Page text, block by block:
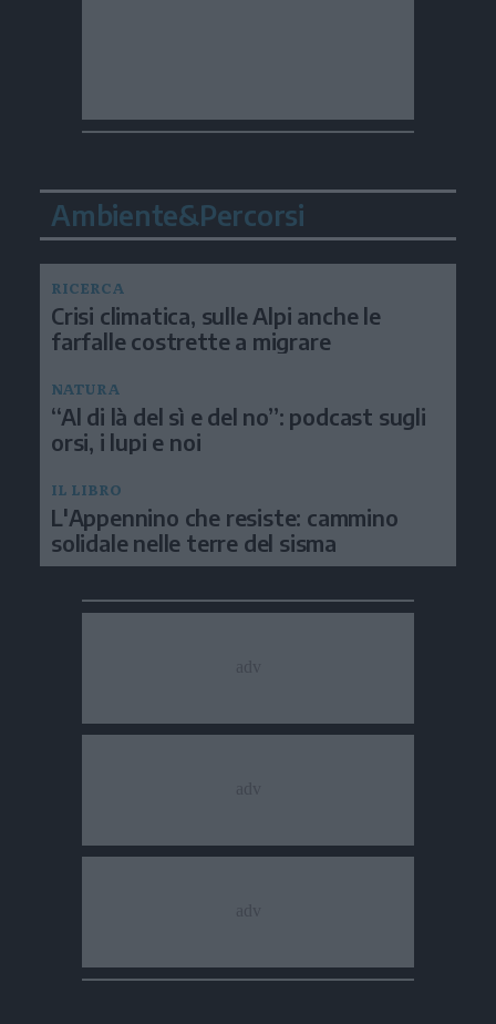
Ambiente&Percorsi
RICERCA
Crisi climatica, sulle Alpi anche le
farfalle costrette a migrare
NATURA
“Al di là del sì e del no”: podcast sugli
orsi, i lupi e noi
IL LIBRO
L'Appennino che resiste: cammino
solidale nelle terre del sisma